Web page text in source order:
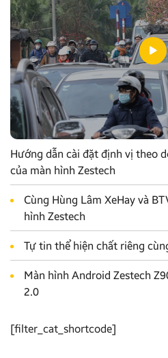
Hướng dẫn cài đặt định vị theo
của màn hình Zestech
Cùng Hùng Lâm XeHay và
hình Zestech
Tự tin thể hiện chất riêng
Màn hình Android Zestech
2.0
[filter_cat_shortcode]